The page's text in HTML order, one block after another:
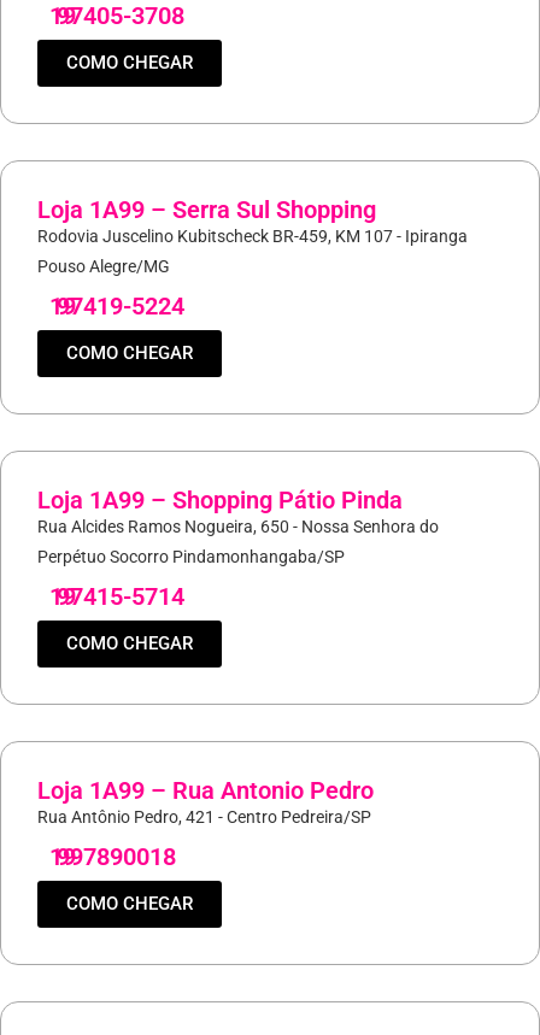
19
97405-3708
COMO CHEGAR
Loja 1A99 – Serra Sul Shopping
Rodovia Juscelino Kubitscheck BR-459, KM 107 - Ipiranga
Pouso Alegre/MG
19
97419-5224
COMO CHEGAR
Loja 1A99 – Shopping Pátio Pinda
Rua Alcides Ramos Nogueira, 650 - Nossa Senhora do
Perpétuo Socorro Pindamonhangaba/SP
19
97415-5714
COMO CHEGAR
Loja 1A99 – Rua Antonio Pedro
Rua Antônio Pedro, 421 - Centro Pedreira/SP
19
997890018
COMO CHEGAR